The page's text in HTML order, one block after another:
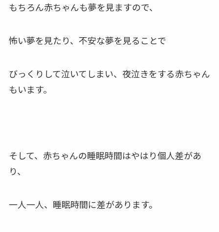
もちろん赤ちゃんも夢を見ますので、
怖い夢を見たり、不安な夢を見ることで
びっくりして泣いてしまい、 夜泣きをする赤ちゃん
もいます。
そして、赤ちゃんの睡眠時間はやはり個人差があ
り、
一人一人、睡眠時間に差があります。